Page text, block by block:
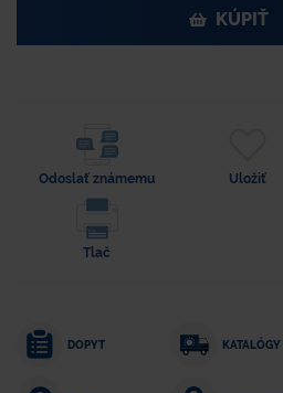
KÚPIŤ
Odoslať známemu Uložiť
Tlač
DOPYT KATALÓGY